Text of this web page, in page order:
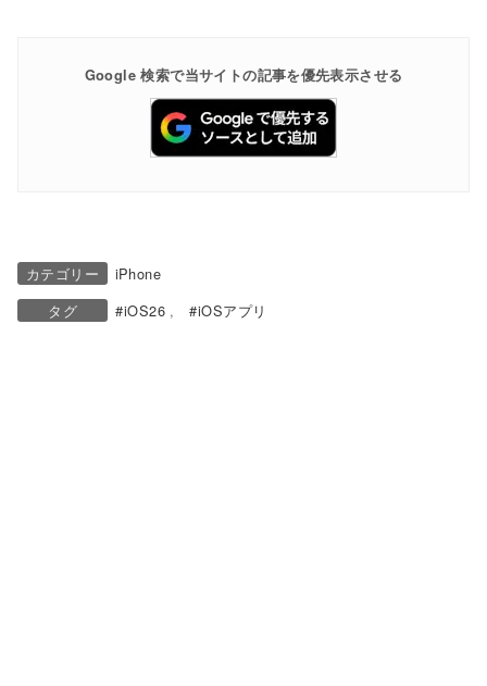
Google 検索で当サイトの記事を優先表示させる
カテゴリー
iPhone
タグ
iOS26 iOSアプリ